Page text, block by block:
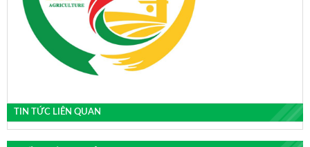
TIN TỨC LIÊN QUAN